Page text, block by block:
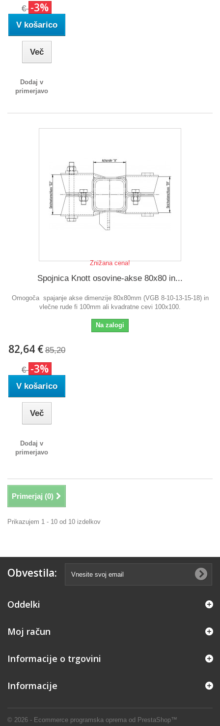
€ -3%
V košarico
Več
Dodaj v
primerjavo
Znižana cena!
Spojnica Knott osovine-akse 80x80 in...
Omogoča spajanje akse dimenzije 80x80mm (VGB 8-10-13-15-18) in
vlečne rude fi 100mm ali kvadratne cevi 100x100.
Na zalogi
82,64 € 85,20
€ -3%
V košarico
Več
Dodaj v
primerjavo
Primerjaj (0)
Prikazujem 1 - 10 od 10 izdelkov
Obvestila:
Oddelki
Moj račun
Informacije o trgovini
Informacije
© 2026 - Ecommerce programska oprema od PrestaShop™